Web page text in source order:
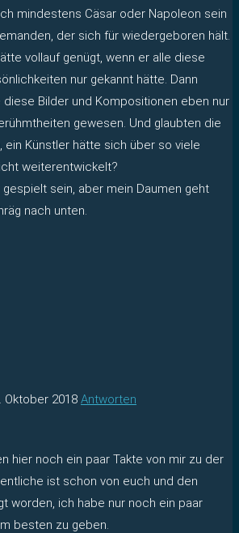
mindestens Cäsar oder Napoleon sein
der sich für wiedergeboren hält.
vollauf genügt, wenn er alle diese
nur gekannt hätte. Dann
diese Bilder und Kompositionen eben nur
gewesen. Und glaubten die
ein Künstler hätte sich über so viele
weiterentwickelt?
gespielt sein, aber mein Daumen geht
nach unten.
Oktober 2018 Antworten
hier noch ein paar Takte von mir zu der
ist schon von euch und den
worden, ich habe nur noch ein paar
besten zu geben.